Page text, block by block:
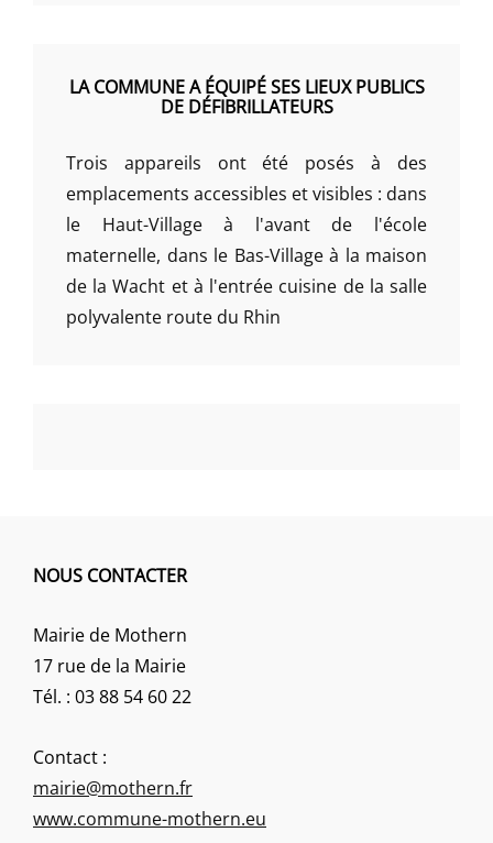
LA COMMUNE A ÉQUIPÉ SES LIEUX PUBLICS
DE DÉFIBRILLATEURS
Trois appareils ont été posés à des
emplacements accessibles et visibles : dans
le Haut-Village à l'avant de l'école
maternelle, dans le Bas-Village à la maison
de la Wacht et à l'entrée cuisine de la salle
polyvalente route du Rhin
NOUS CONTACTER
Mairie de Mothern
17 rue de la Mairie
Tél. : 03 88 54 60 22
Contact :
mairie@mothern.fr
www.commune-mothern.eu